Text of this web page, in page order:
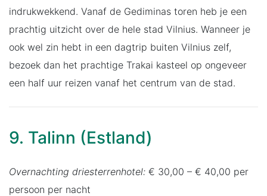
indrukwekkend. Vanaf de Gediminas toren heb je een
prachtig uitzicht over de hele stad Vilnius. Wanneer je
ook wel zin hebt in een dagtrip buiten Vilnius zelf,
bezoek dan het prachtige Trakai kasteel op ongeveer
een half uur reizen vanaf het centrum van de stad.
9. Talinn (Estland)
Overnachting driesterrenhotel: € 30,00 – € 40,00 per
persoon per nacht